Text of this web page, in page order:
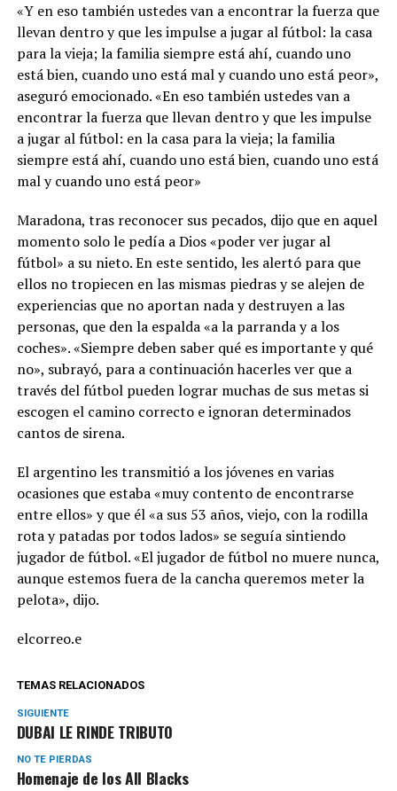
«Y en eso también ustedes van a encontrar la fuerza que
llevan dentro y que les impulse a jugar al fútbol: la casa
para la vieja; la familia siempre está ahí, cuando uno
está bien, cuando uno está mal y cuando uno está peor»,
aseguró emocionado. «En eso también ustedes van a
encontrar la fuerza que llevan dentro y que les impulse
a jugar al fútbol: en la casa para la vieja; la familia
siempre está ahí, cuando uno está bien, cuando uno está
mal y cuando uno está peor»
Maradona, tras reconocer sus pecados, dijo que en aquel
momento solo le pedía a Dios «poder ver jugar al
fútbol» a su nieto. En este sentido, les alertó para que
ellos no tropiecen en las mismas piedras y se alejen de
experiencias que no aportan nada y destruyen a las
personas, que den la espalda «a la parranda y a los
coches». «Siempre deben saber qué es importante y qué
no», subrayó, para a continuación hacerles ver que a
través del fútbol pueden lograr muchas de sus metas si
escogen el camino correcto e ignoran determinados
cantos de sirena.
El argentino les transmitió a los jóvenes en varias
ocasiones que estaba «muy contento de encontrarse
entre ellos» y que él «a sus 53 años, viejo, con la rodilla
rota y patadas por todos lados» se seguía sintiendo
jugador de fútbol. «El jugador de fútbol no muere nunca,
aunque estemos fuera de la cancha queremos meter la
pelota», dijo.
elcorreo.e
TEMAS RELACIONADOS
SIGUIENTE
DUBAI LE RINDE TRIBUTO
NO TE PIERDAS
Homenaje de los All Blacks